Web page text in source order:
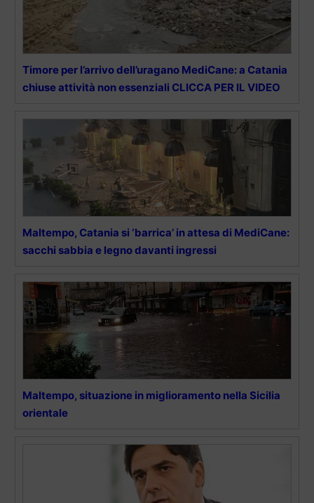
Timore per l’arrivo dell’uragano MediCane: a Catania
chiuse attività non essenziali CLICCA PER IL VIDEO
Maltempo, Catania si ‘barrica’ in attesa di MediCane:
sacchi sabbia e legno davanti ingressi
Maltempo, situazione in miglioramento nella Sicilia
orientale